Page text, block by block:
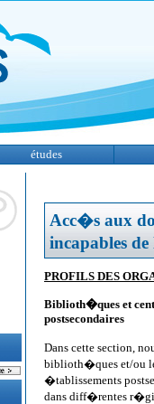
études
Acc�s aux
incapables
PROFILS DES
Biblioth�ques et
postsecondaires
Dans cette section,
biblioth�ques et/ou
�tablissements
dans diff�rentes